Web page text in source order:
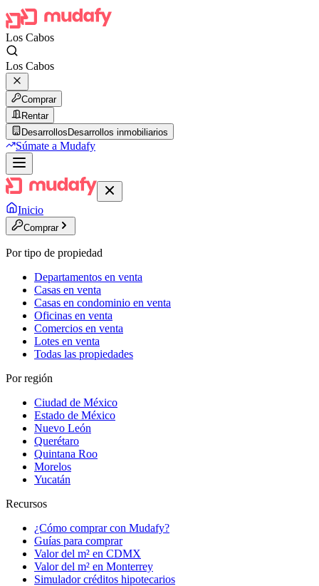
Los Cabos
Los Cabos
Comprar
Rentar
Desarrollos Desarrollos inmobiliarios
Súmate a Mudafy
Inicio
Comprar
Por tipo de propiedad
Departamentos en venta
Casas en venta
Casas en condominio en venta
Oficinas en venta
Comercios en venta
Lotes en venta
Todas las propiedades
Por región
Ciudad de México
Estado de México
Nuevo León
Querétaro
Quintana Roo
Morelos
Yucatán
Recursos
¿Cómo comprar con Mudafy?
Guías para comprar
Valor del m² en CDMX
Valor del m² en Monterrey
Simulador créditos hipotecarios